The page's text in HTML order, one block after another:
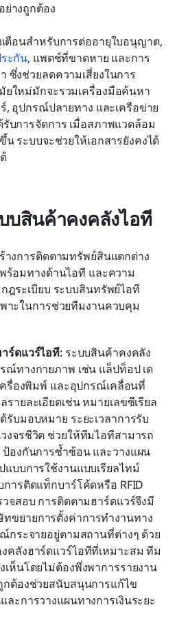
างถูกต้อง
ะกัน, แพตช์ที่ขาดหาย และการ
ซึ่งช่วยลดความเสี่ยงในการ
ใหม่มักจะรวมเครื่องมือค้นหา
, อุปกรณ์ปลายทาง และเครือข่าย
บการจัดการ เมื่อสภาพแวดล้อม
ระบบจะช่วยให้เอกสารยังคงได้
บสินค้าคงคลังไอที
งการติดตามทรัพย์สินแตกต่าง
อมทางด้านไอที และความ
ฎระเบียบ ระบบสินทรัพย์ไอที
าะในการช่วยทีมงานควบคุม
ร์ดแวร์ไอที: ระบบสินค้าคงคลัง
ณ์ทางกายภาพ เช่น แล็ปท็อป เด
ครื่องพิมพ์ และอุปกรณ์เคลื่อนที่
ายละเอียดเช่น หมายเลขซีเรียล
บมอบหมาย ระยะเวลาการรับ
งจรชีวิต ช่วยให้ทีมไอทีสามารถ
องกันการซ้ำซ้อน และวางแผน
แบบการใช้งานแบบเรียลไทม์
การติดแท็กบาร์โค้ดหรือ RFID
วจสอบ การติดตามฮาร์ดแวร์จึงมี
ขยายการตั้งค่าการทำงานทาง
กระจายอยู่ตามสถานที่ต่างๆ ด้วย
คลังฮาร์ดแวร์ไอทีที่เหมาะสม ทีม
เห็นโดยไม่ต้องพึ่งพาการรายงาน
กต้องช่วยสนับสนุนการแก้ไข
ะการวางแผนทางการเงินระยะ